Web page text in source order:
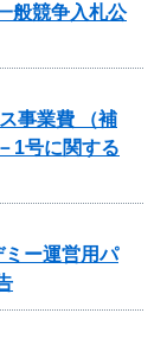
般競争入札公
事業費 （補
1号に関する
ミー運営用パ